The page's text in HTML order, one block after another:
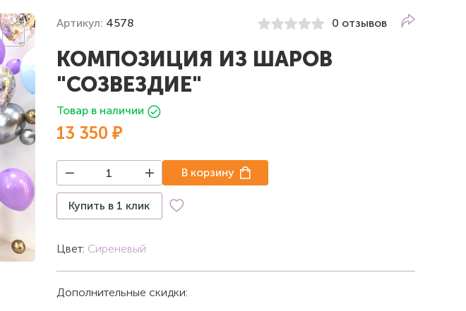
Артикул: 4578 0 отзывов
КОМПОЗИЦИЯ ИЗ ШАРОВ
"СОЗВЕЗДИЕ"
Товар в наличии
13 350 ₽
Купить в 1 клик
В корзину
Цвет: Сиреневый
Дополнительные скидки: